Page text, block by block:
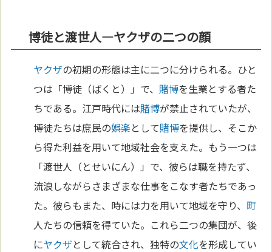
博徒と渡世人—ヤクザの二つの顔
ヤクザの初期の形態は主に二つに分けられる。ひと
つは「博徒（ばくと）」で、 賭博を生業とする者た
ちである。江戸時代には賭博が禁止されていたが、
博徒たちは庶民の娯楽として賭博を提供し、そこか
ら得た利益を用いて地域社会を支えた。もう一つは
「渡世人（とせいにん）」で、彼らは職を持たず、
流浪しながらさまざまな仕事をこなす者たちであっ
た。彼らもまた、時には力を用いて地域を守り、 町
人たちの信頼を得ていた。これら二つの集団が、後
にヤクザとして統合され、独特の文化を形成してい